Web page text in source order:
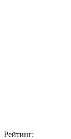
Рейтинг: